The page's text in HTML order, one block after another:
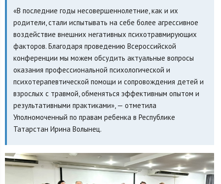
«В последние годы несовершеннолетние, как и их
родители, стали испытывать на себе более агрессивное
воздействие внешних негативных психотравмирующих
факторов. Благодаря проведению Всероссийской
конференции мы можем обсудить актуальные вопросы
оказания профессиональной психологической и
психотерапевтической помощи и сопровождения детей и
взрослых с травмой, обменяться эффективным опытом и
результативными практиками», — отметила
Уполномоченный по правам ребенка в Республике
Татарстан Ирина Волынец.